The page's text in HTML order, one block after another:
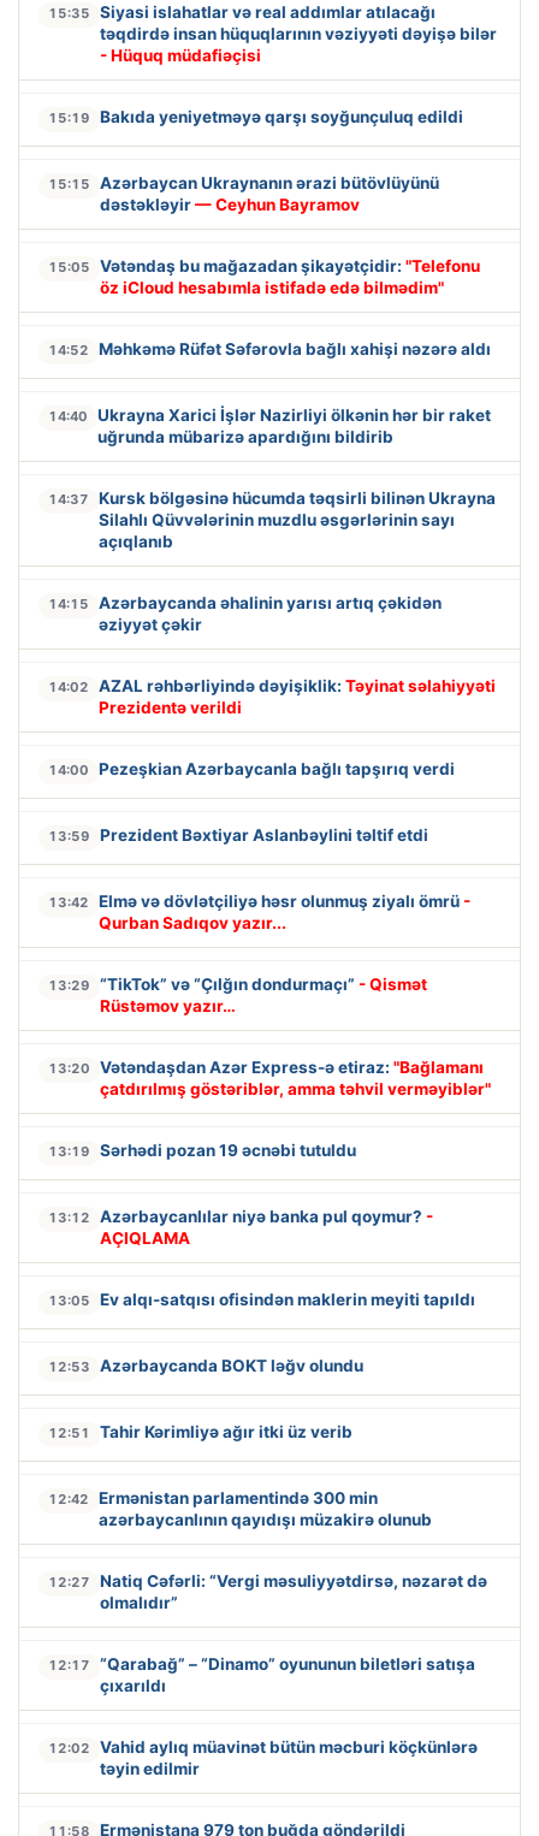
15:35
Siyasi islahatlar və real addımlar atılacağı
təqdirdə insan hüquqlarının vəziyyəti dəyişə bilər
- Hüquq müdafiəçisi
15:19 Bakıda yeniyetməyə qarşı soyğunçuluq edildi
15:15
Azərbaycan Ukraynanın ərazi bütövlüyünü
dəstəkləyir— Ceyhun Bayramov
15:05 Vətəndaş bu mağazadan şikayətçidir: "Telefonu
öz iCloud hesabımla istifadə edə bilmədim"
14:52 Məhkəmə Rüfət Səfərovla bağlı xahişi nəzərə aldı
14:40
Ukrayna Xarici İşlər Nazirliyi ölkənin hər bir raket
uğrunda mübarizə apardığını bildirib
14:37
Kursk bölgəsinə hücumda təqsirli bilinən Ukrayna
Silahlı Qüvvələrinin muzdlu əsgərlərinin sayı
açıqlanıb
14:15
Azərbaycanda əhalinin yarısı artıq çəkidən
əziyyət çəkir
14:02 AZAL rəhbərliyində dəyişiklik: Təyinat səlahiyyəti
Prezidentə verildi
14:00 Pezeşkian Azərbaycanla bağlı tapşırıq verdi
13:59 Prezident Bəxtiyar Aslanbəylini təltif etdi
13:42 Elmə və dövlətçiliyə həsr olunmuş ziyalı ömrü -
Qurban Sadıqov yazır...
13:29 “TikTok” və “Çılğın dondurmaçı” - Qismət
Rüstəmov yazır…
13:20 Vətəndaşdan Azər Express-ə etiraz: "Bağlamanı
çatdırılmış göstəriblər, amma təhvil verməyiblər"
13:19 Sərhədi pozan 19 əcnəbi tutuldu
13:12 Azərbaycanlılar niyə banka pul qoymur? -
AÇIQLAMA
13:05 Ev alqı-satqısı ofisindən maklerin meyiti tapıldı
12:53 Azərbaycanda BOKT ləğv olundu
12:51 Tahir Kərimliyə ağır itki üz verib
12:42
Ermənistan parlamentində 300 min
azərbaycanlının qayıdışı müzakirə olunub
12:27
Natiq Cəfərli: “Vergi məsuliyyətdirsə, nəzarət də
olmalıdır”
12:17
“Qarabağ” – “Dinamo” oyununun biletləri satışa
çıxarıldı
12:02
Vahid aylıq müavinət bütün məcburi köçkünlərə
təyin edilmir
11:58 Ermənistana 979 ton buğda göndərildi